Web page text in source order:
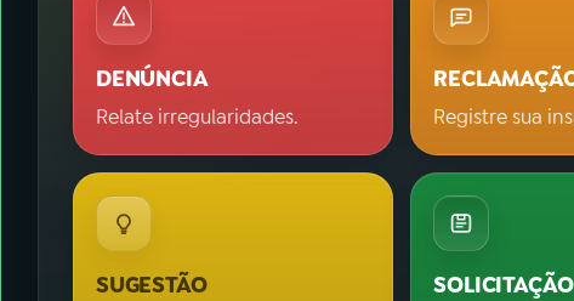
DENÚNCIA
Relate irregularidades. Registre sua
SUGESTÃO SOLICITAÇÃO